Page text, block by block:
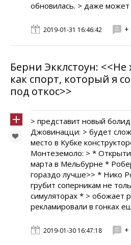
обновилась. > даже может
2019-01-31 16:46:42 +
Берни Экклстоун: <<Не
как спорт, который я
под откос>>
> представит новый
Джовинацци: > будет
место в Кубке
Монтеземоло: > *
марта в Мельбурне *
гораздо лучше>> * Нико
грубит соперникам не
симуляторах * > обожает
рекламировали в гонках
2019-01-30 16:47:18 +